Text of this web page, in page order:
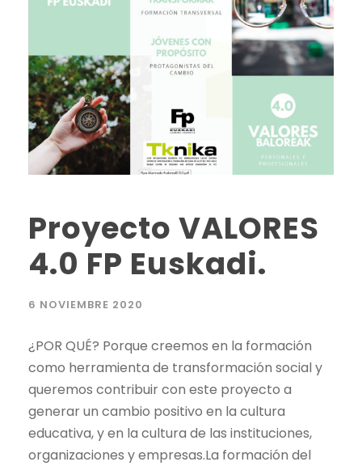
Proyecto VALORES
4.0 FP Euskadi.
6 NOVIEMBRE 2020
¿POR QUÉ? Porque creemos en la formación
como herramienta de transformación social y
queremos contribuir con este proyecto a
generar un cambio positivo en la cultura
educativa, y en la cultura de las instituciones,
organizaciones y empresas.La formación del